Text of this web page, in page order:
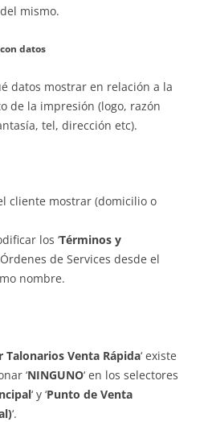
mismo.
datos
datos mostrar en relación a la
de la impresión (logo, razón
tel, dirección etc).
cliente mostrar (domicilio o
los ‘Términos y
Órdenes de Services desde el
nombre.
Talonarios Venta Rápida‘ existe
‘NINGUNO‘ en los selectores
‘ y ‘Punto de Venta
‘.